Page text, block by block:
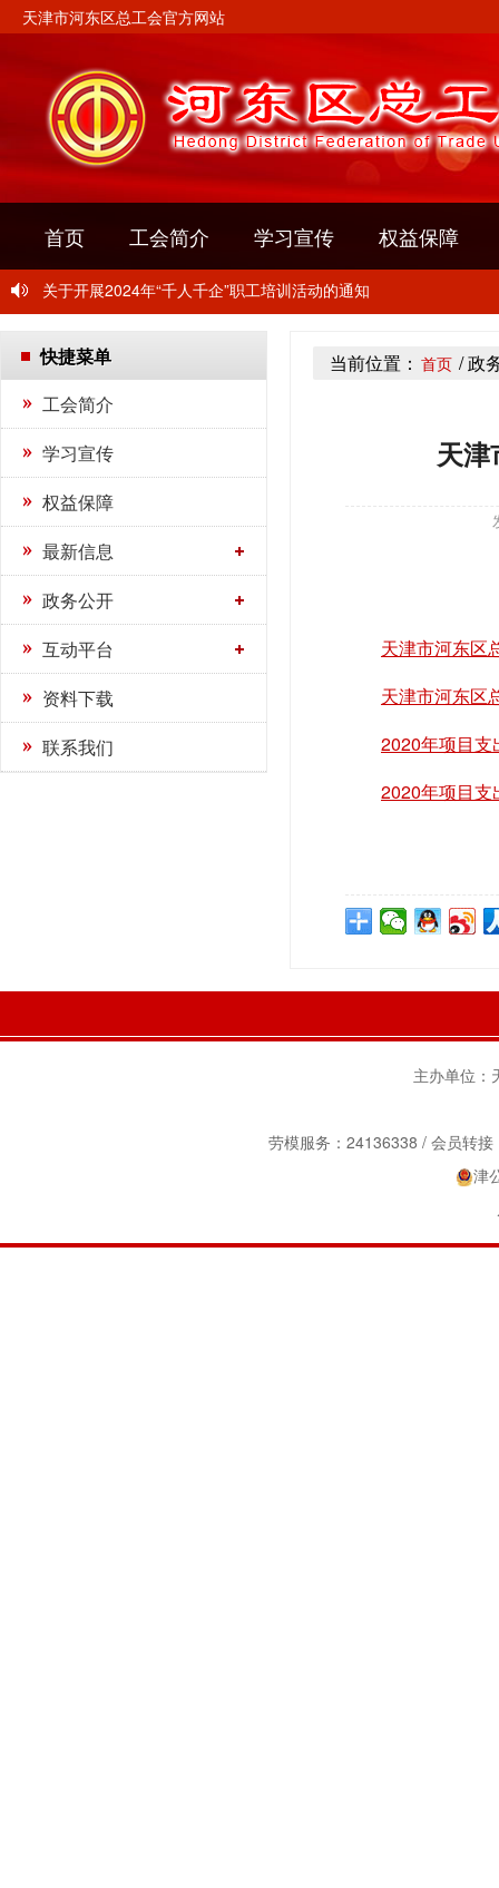
天津市河东区总工会官方网站
首页 工会简介 学习宣传 权益保障
关于转发《关于开展2024年“玫瑰书香”女职工主题阅读活动的通
关于举办“中国梦·劳动美” 2024年河东区职工摄影比赛的通知
关于开展2024年“千人千企”职工培训活动的通知
关于举办“中国梦·劳动美” 2024年河东区职工摄影比赛的通知
关于开展2024年“千人千企”职工培训活动的通知
快捷菜单
工会简介
学习宣传
权益保障
最新信息
政务公开
互动平台
资料下载
联系我们
当前位置： 首页 / 政
天津
天津市河东区
天津市河东区
2020年项目支
2020年项目支
主办单位：
劳模服务：24136338 / 会员转
津